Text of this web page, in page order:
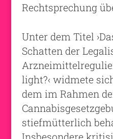
Rechtsprechung
Unter dem Titel
Schatten der
light?‹ widmete
dem im Rahmen
stiefmütterlich